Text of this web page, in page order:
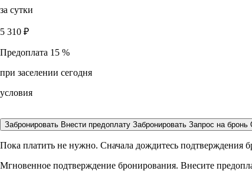
за сутки
5 310 ₽
Предоплата 15 %
при заселении сегодня
условия
Забронировать Внести предоплату Забронировать Запрос на бронь
Пока платить не нужно. Сначала дождитесь подтверждения
Мгновенное подтверждение бронирования. Внесите